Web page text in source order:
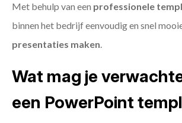
Met behulp van een professionele
binnen het bedrijf eenvoudig en snel
presentaties maken.
Wat mag je
een PowerPoint